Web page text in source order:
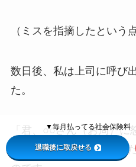
（ミスを指摘したという
数日後、私は上司に呼び
た。
「君、○○さん（お局）
ってもいないのに怒鳴っ
▼毎月払ってる社会保険
退職後に取戻せる